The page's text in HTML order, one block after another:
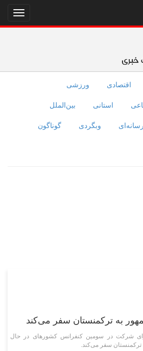
نمایش
منو
اقتصادی ورزشی
استانی بین‌الملل
وبگردی گوناگون
به ترکمنستان سفر می‌کند
شرکت در سومین کنفرانس کشور‌های در حال
سفر می‌کند.